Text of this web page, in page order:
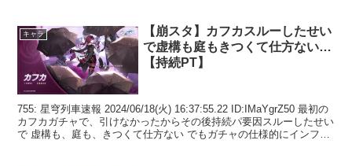
キャラ
【崩スタ】カフカスルーしたせい
で虚構も庭もきつくて仕方ない…
【持続PT】
755: 星穹列車速報 2024/06/18(火) 16:37:55.22 ID:IMaYgrZ50 最初の
カフカガチャで、引けなかったからその後持続パ要因スルーしたせい
で 虚構も、庭も、きつくて仕方ない でもガチャの仕様的にインフレ